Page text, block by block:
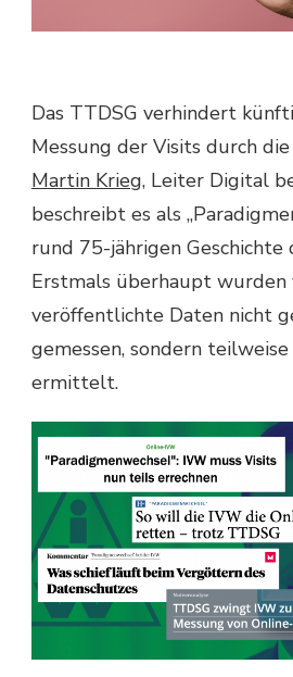
Das TTDSG verhindert
Messung der Visits durch
Martin Krieg, Leiter Digital
beschreibt es als
rund 75-jährigen Geschichte
Erstmals überhaupt wurden
veröffentlichte Daten nicht
gemessen, sondern
ermittelt.